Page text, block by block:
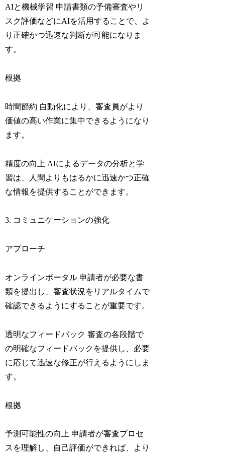
AIと機械学習 申請書類の予備審査やリ
スク評価などにAIを活用することで、よ
り正確かつ迅速な判断が可能になりま
す。
根拠
時間節約 自動化により、審査員がより
価値の高い作業に集中できるようになり
ます。
精度の向上 AIによるデータの分析と学
習は、人間よりもはるかに迅速かつ正確
な情報を提供することができます。
3. コミュニケーションの強化
アプローチ
オンラインポータル 申請者が必要な書
類を提出し、審査状況をリアルタイムで
確認できるようにすることが重要です。
透明なフィードバック 審査の各段階で
の明確なフィードバックを提供し、必要
に応じて迅速な修正が行えるようにしま
す。
根拠
予測可能性の向上 申請者が審査プロセ
スを理解し、自己評価ができれば、より